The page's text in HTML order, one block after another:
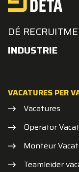
DÉ
INDUSTRIE
VACATURES PER
Vacatures
Operator
Monteur
Teamleider